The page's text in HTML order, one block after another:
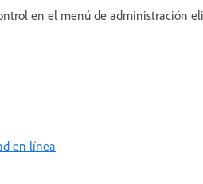
en el menú de administración
en línea